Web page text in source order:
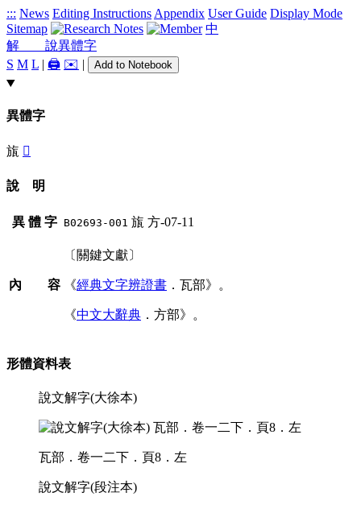
::: News Editing Instructions Appendix User Guide Display Mode
Sitemap
中
解 說異體字
S M L | 🖨️ ✉️ | Add to Notebook
異體字
旊 󸃠
說 明
異 體 字 B02693-001 旊 方-07-11
內 容
〔關鍵文獻〕
《經典文字辨證書 ．瓦部》。
《中文大辭典 ．方部》。
形體資料表
說文解字(大徐本)
瓦部．卷一二下．頁8．左
說文解字(段注本)